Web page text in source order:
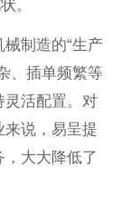
。
制造的“生产
、插单频繁等
灵活配置。对
说，易呈提
大大降低了